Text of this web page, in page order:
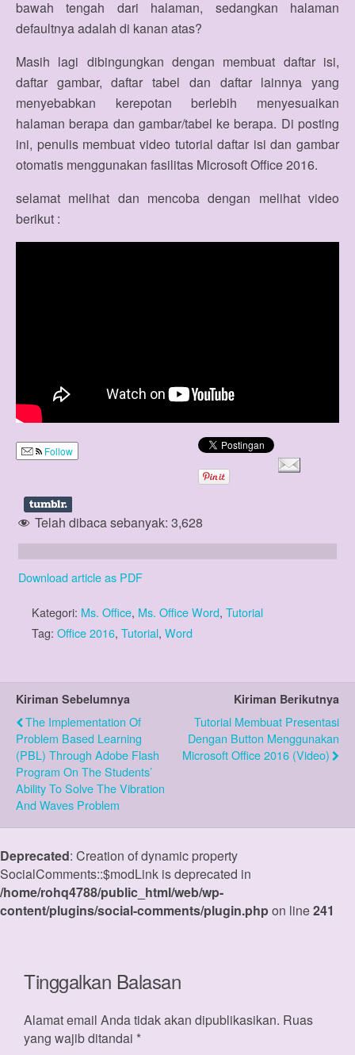
bawah tengah dari halaman, sedangkan halaman
defaultnya adalah di kanan atas?
Masih lagi dibingungkan dengan membuat daftar isi,
daftar gambar, daftar tabel dan daftar lainnya yang
menyebabkan kerepotan berlebih menyesuaikan
halaman berapa dan gambar/tabel ke berapa. Di posting
ini, penulis membuat video tutorial daftar isi dan gambar
otomatis menggunakan fasilitas Microsoft Office 2016.
selamat melihat dan mencoba dengan melihat video
berikut :
Follow
Telah dibaca sebanyak: 3,628
Download article as PDF
Kategori: Ms. Office, Ms. Office Word, Tutorial
Tag: Office 2016, Tutorial, Word
Kiriman Sebelumnya
The Implementation Of
Problem Based Learning
(PBL) Through Adobe Flash
Program On The Students’
Ability To Solve The Vibration
And Waves Problem
Kiriman Berikutnya
Tutorial Membuat Presentasi
Dengan Button Menggunakan
Microsoft Office 2016 (Video)
Deprecated: Creation of dynamic property
SocialComments::$modLink is deprecated in
/home/rohq4788/public_html/web/wp-
content/plugins/social-comments/plugin.phpon line241
Tinggalkan Balasan
Alamat email Anda tidak akan dipublikasikan. Ruas
yang wajib ditandai *